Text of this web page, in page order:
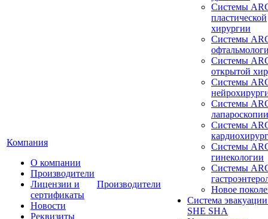
Компания
О компании
Производители
Лицензии и
сертификаты
Новости
Реквизиты
Производители
Системы
пластической
хирургии
Системы
Системы
открытой
Системы
Системы
лапароскопии
Системы
Системы
гинекологии
Системы
Новое
Система
SHE SHA